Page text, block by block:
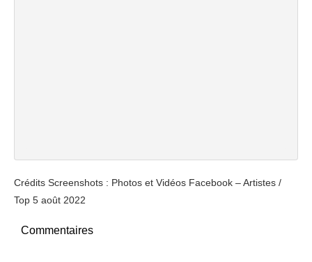
Crédits Screenshots : Photos et Vidéos Facebook – Artistes /
Top 5 août 2022
Commentaires